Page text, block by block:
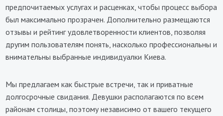
предпочитаемых услугах и расценках, чтобы процесс выбора
был максимально прозрачен. Дополнительно размещаются
отзывы и рейтинг удовлетворенности клиентов, позволяя
другим пользователям понять, насколько профессиональны и
внимательны выбранные индивидуалки Киева.
Мы предлагаем как быстрые встречи, так и приватные
долгосрочные свидания. Девушки располагаются по всем
районам столицы, поэтому независимо от вашего текущего